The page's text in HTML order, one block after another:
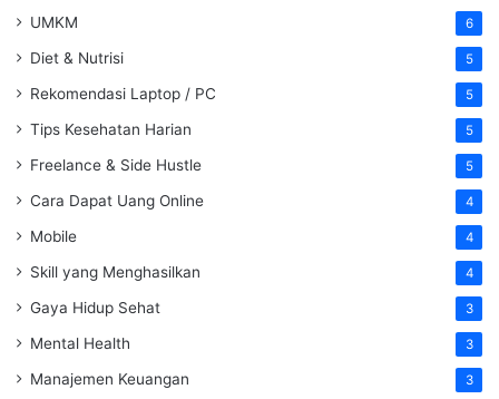
UMKM 6
Diet & Nutrisi 5
Rekomendasi Laptop / PC 5
Tips Kesehatan Harian 5
Freelance & Side Hustle 5
Cara Dapat Uang Online 4
Mobile 4
Skill yang Menghasilkan 4
Gaya Hidup Sehat 3
Mental Health 3
Manajemen Keuangan 3